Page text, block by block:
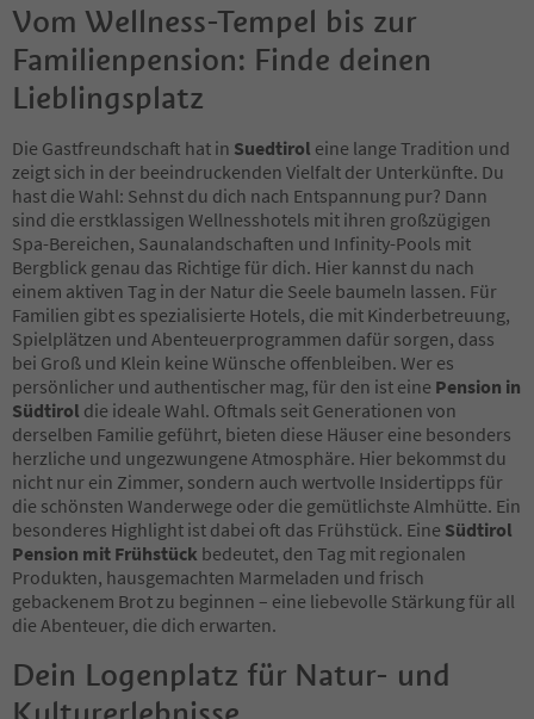
30
31
32
33
34
36
37
38
39
40
41
42
43
44
45
46
47
48
49
50
51
52
53
54
55
56
57
58
59
Vom Wellness-Tempel bis zur
Familienpension: Finde deinen
Lieblingsplatz
Die Gastfreundschaft hat in Suedtirol eine lange Tradition und
zeigt sich in der beeindruckenden Vielfalt der Unterkünfte. Du
hast die Wahl: Sehnst du dich nach Entspannung pur? Dann
sind die erstklassigen Wellnesshotels mit ihren großzügigen
Spa-Bereichen, Saunalandschaften und Infinity-Pools mit
Bergblick genau das Richtige für dich. Hier kannst du nach
einem aktiven Tag in der Natur die Seele baumeln lassen. Für
Familien gibt es spezialisierte Hotels, die mit Kinderbetreuung,
Spielplätzen und Abenteuerprogrammen dafür sorgen, dass
bei Groß und Klein keine Wünsche offenbleiben. Wer es
persönlicher und authentischer mag, für den ist eine Pension in
Südtirol die ideale Wahl. Oftmals seit Generationen von
derselben Familie geführt, bieten diese Häuser eine besonders
herzliche und ungezwungene Atmosphäre. Hier bekommst du
nicht nur ein Zimmer, sondern auch wertvolle Insidertipps für
die schönsten Wanderwege oder die gemütlichste Almhütte. Ein
besonderes Highlight ist dabei oft das Frühstück. Eine Südtirol
Pension mit Frühstück bedeutet, den Tag mit regionalen
Produkten, hausgemachten Marmeladen und frisch
gebackenem Brot zu beginnen – eine liebevolle Stärkung für all
die Abenteuer, die dich erwarten.
Dein Logenplatz für Natur- und